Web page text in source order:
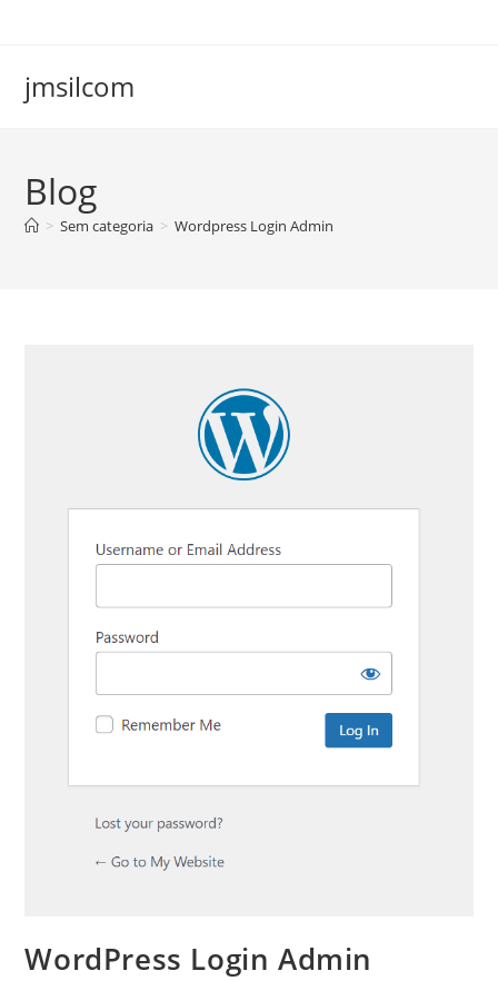
conteúdo
jmsilcom
Blog
> Sem categoria > Wordpress Login Admin
WordPress Login Admin